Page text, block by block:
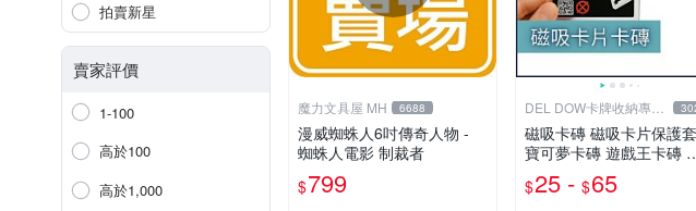
拍賣新星
賣家評價
1-100
高於100
高於1,000
魔力文具屋 MH 6688
漫威蜘蛛人6吋傳奇人物 -
蜘蛛人電影 制裁者
$799
DEL DOW卡牌收納專賣
磁吸卡磚 磁吸卡片保護套
寶可夢卡磚 遊戲王卡磚
龍珠 球員卡 球衣卡 35PT
5PT 100PT 130PT 180PT
$25 - $65